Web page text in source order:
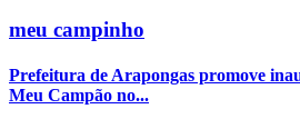
meu campinho
Prefeitura de Arapongas promove
Meu Campão no...